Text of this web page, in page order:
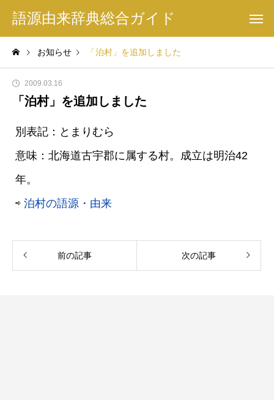
語源由来辞典総合ガイド
お知らせ 「泊村」を追加しました
2009.03.16
「泊村」を追加しました
別表記：とまりむら
意味：北海道古宇郡に属する村。成立は明治42
年。
⇨ 泊村の語源・由来
前の記事 次の記事